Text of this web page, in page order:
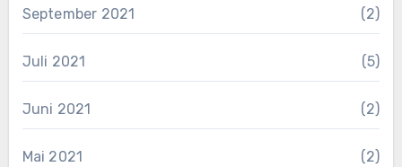
September 2021 (2)
Juli 2021 (5)
Juni 2021 (2)
Mai 2021 (2)